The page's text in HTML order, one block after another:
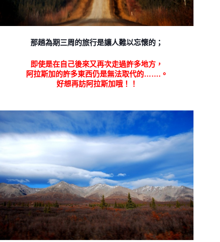
那趟為期三周的旅行是讓人難以忘懷的；
即使是在自己後來又再次走過許多地方，
阿拉斯加的許多東西仍是無法取代的…….。
好想再訪阿拉斯加哦！！